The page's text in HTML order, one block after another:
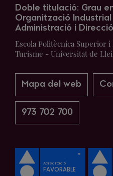
Doble titulació: Grau
Organització
Administració i
Escola Politècnica Superior
Turisme - Universitat de
Mapa del web
973 702 700